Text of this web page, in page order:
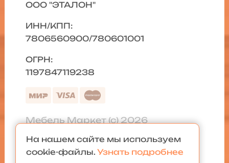
ООО "ЭТАЛОН"
ИНН/КПП:
7806560900/780601001
ОГРН:
1197847119238
Мебель Маркет (с) 2026
Политика конфиденциальности
Карта сайта
На нашем сайте мы используем
cookie-файлы. Узнать подробнее